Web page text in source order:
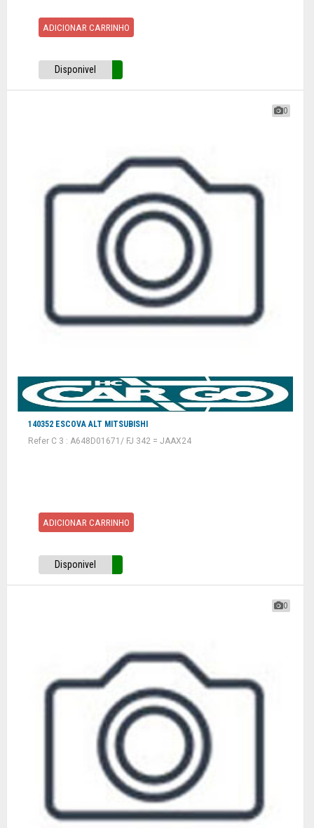
ADICIONAR CARRINHO
Disponivel
0
140352 ESCOVA ALT MITSUBISHI
Refer C 3 : A648D01671/ FJ 342 = JAAX24
ADICIONAR CARRINHO
Disponivel
0